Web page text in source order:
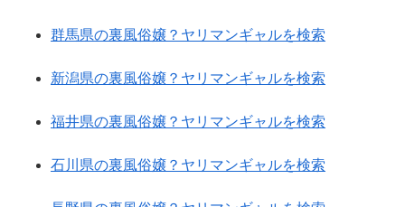
群馬県の裏風俗嬢？ヤリマンギャルを検索
新潟県の裏風俗嬢？ヤリマンギャルを検索
福井県の裏風俗嬢？ヤリマンギャルを検索
石川県の裏風俗嬢？ヤリマンギャルを検索